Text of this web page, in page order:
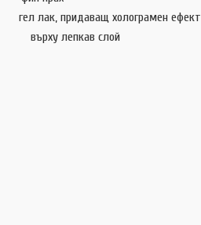
гел лак, придаващ холограмен ефект